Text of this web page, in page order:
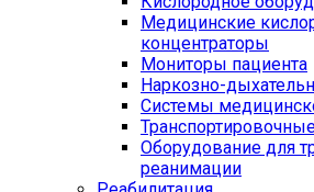
Медицинские
концентраторы
Мониторы пациента
Наркозно-
Системы
Оборудование для
реанимации